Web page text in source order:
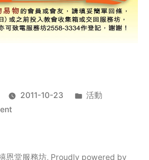
2011-10-23
Posted
活動
on
服
恩堂服務坊, Proudly powered by